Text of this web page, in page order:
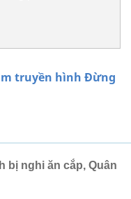
truyền hình Đừng
bị nghi ăn cắp, Quân